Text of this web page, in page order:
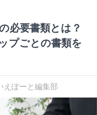
必要書類とは？
プごとの書類を
えぽーと編集部